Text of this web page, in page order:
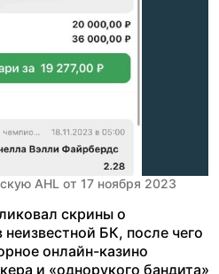
AHL от 17 ноября 2023
скрины о
БК, после чего
онлайн-казино
и «однорукого бандита»